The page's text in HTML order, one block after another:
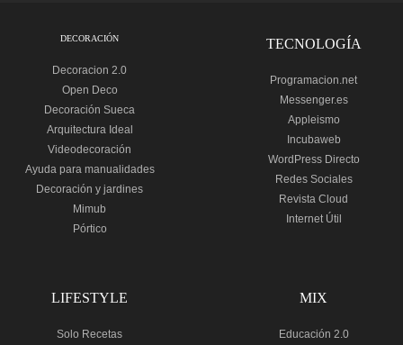
DECORACIÓN
Decoracion 2.0
Open Deco
Decoración Sueca
Arquitectura Ideal
Videodecoración
Ayuda para manualidades
Decoración y jardines
Mimub
Pórtico
TECNOLOGÍA
Programacion.net
Messenger.es
Appleismo
Incubaweb
WordPress Directo
Redes Sociales
Revista Cloud
Internet Útil
LIFESTYLE
Solo Recetas
MIX
Educación 2.0